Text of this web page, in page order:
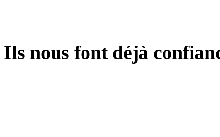
Ils nous font déjà